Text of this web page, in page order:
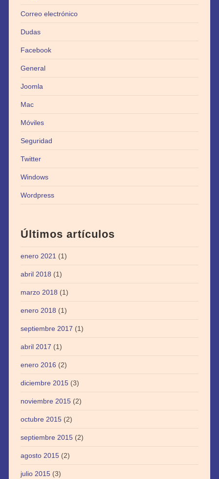
Correo electrónico
Dudas
Facebook
General
Joomla
Mac
Móviles
Seguridad
Twitter
Windows
Wordpress
Últimos artículos
enero 2021 (1)
abril 2018 (1)
marzo 2018 (1)
enero 2018 (1)
septiembre 2017 (1)
abril 2017 (1)
enero 2016 (2)
diciembre 2015(3)
noviembre 2015(2)
octubre 2015(2)
septiembre 2015(2)
agosto 2015(2)
julio 2015(3)